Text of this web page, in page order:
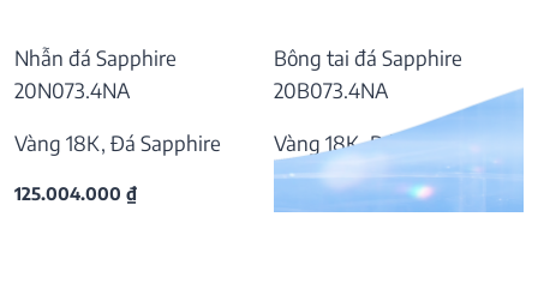
Nhẫn đá Sapphire
20N073.4NA
Vàng 18K, Đá Sapphire
125.004.000 ₫
Bông tai đá Sapphire
20B073.4NA
Vàng 18K, Đá Sapphire
37.809.000₫